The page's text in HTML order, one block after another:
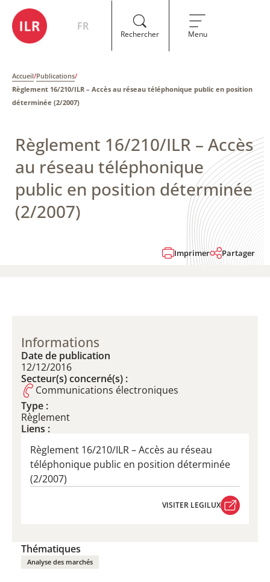
FR
Rechercher Menu
Accueil/Publications/
Règlement 16/210/ILR – ​Accès au réseau téléphonique public en position
déterminée (2/2007)
Règlement 16/210/ILR – ​Accès
au réseau téléphonique
public en position déterminée
(2/2007)
Imprimer Partager
Informations
Date de publication
12/12/2016
Secteur(s) concerné(s) :
Communications électroniques
Type :
Règlement
Liens :
Règlement 16/210/ILR – ​Accès au réseau
téléphonique public en position déterminée
(2/2007)
VISITER LEGILUX
Thématiques
Analyse des marchés